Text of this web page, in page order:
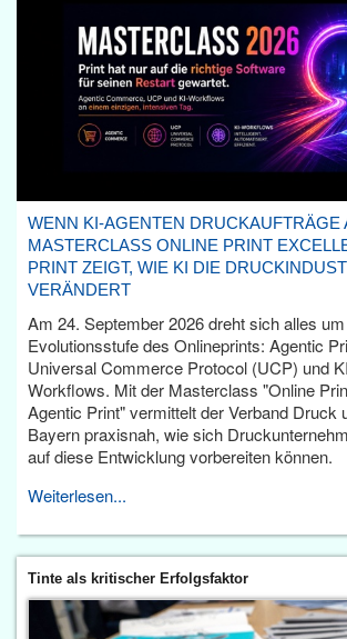
WENN KI-AGENTEN DRUCKAUFTRÄGE
MASTERCLASS ONLINE PRINT
PRINT ZEIGT, WIE KI DIE
VERÄNDERT
Am 24. September 2026 dreht sich alles
Evolutionsstufe des Onlineprints: Agentic
Universal Commerce Protocol (UCP) und
Workflows. Mit der Masterclass "Online
Agentic Print" vermittelt der Verband Druck
Bayern praxisnah, wie sich
auf diese Entwicklung vorbereiten können.
Weiterlesen...
Tinte als kritischer Erfolgsfaktor